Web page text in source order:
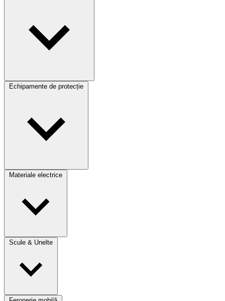
Echipamente de protecție
Materiale electrice
Scule & Unelte